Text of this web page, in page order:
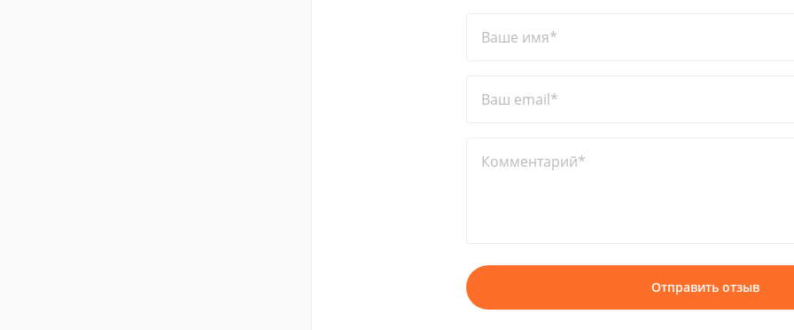
Ваше имя*
Ваш email*
Комментарий*
Отправить отзыв